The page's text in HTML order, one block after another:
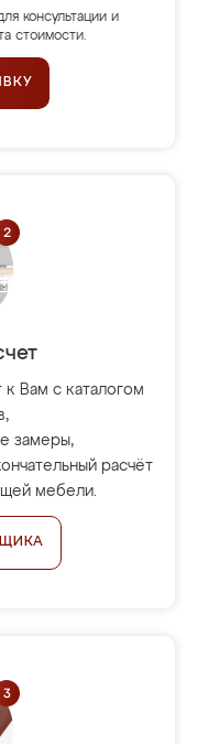
консультации и
стоимости.
Вам с каталогом
замеры,
расчёт
мебели.